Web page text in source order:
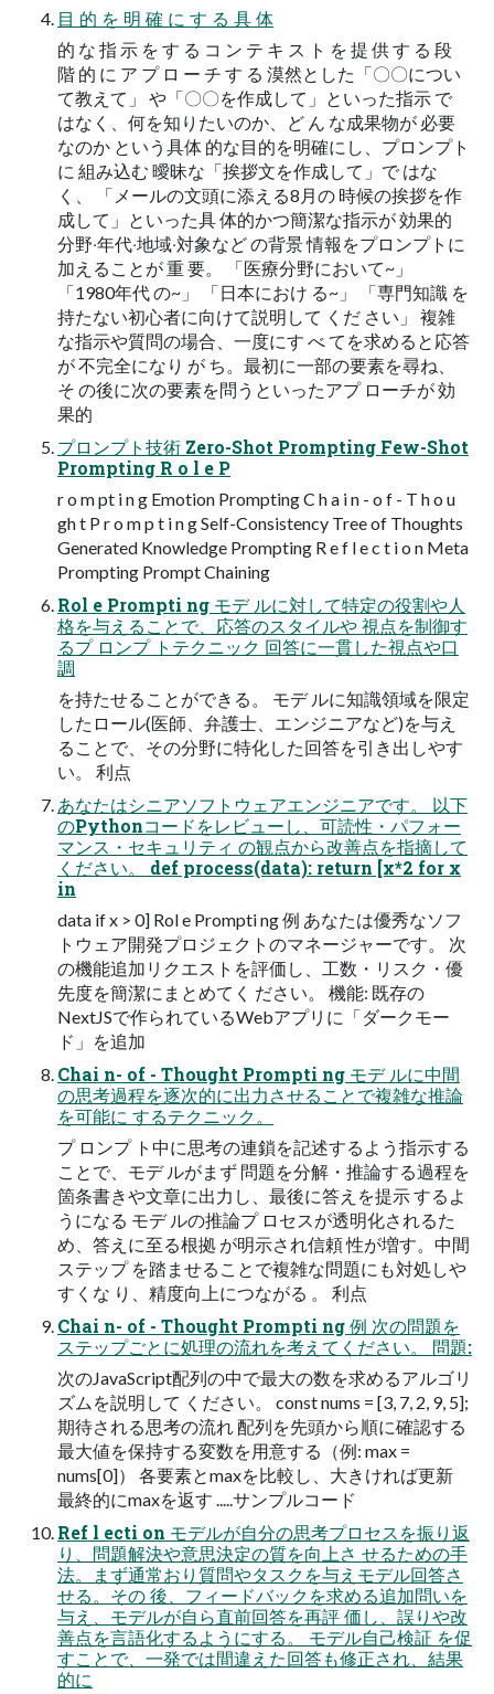
目 的 を 明 確 に す る 具 体
的 な 指 示 を す る コ ン テ キ ス ト を 提 供 す る 段
階 的 に ア プ ロ ー チ す る 漠然とした「〇〇につい
て教えて」 や「〇〇を作成して」といった指示 で
はなく、何を知りたいのか、ど ん な成果物が 必要
なのか という具体 的な目的を明確にし、プロンプト
に 組み込む 曖昧な「挨拶文を作成して」で はな
く、 「メールの文頭に添える8月の 時候の挨拶を作
成して」といった具 体的かつ簡潔な指示が 効果的
分野‧年代‧地域‧対象など の背景 情報をプロンプトに
加えることが 重 要。 「医療分野において~」
「1980年代 の~」 「日本におけ る~」 「専門知識 を
持たない初心者に向けて説明して くだ さい」 複雑
な指示や質問の場合、一度にす べ てを求めると応答
が 不完全になり が ち。最初に一部の要素を尋ね、
そ の後に次の要素を問うといったアプ ローチが 効
果的
プロンプト技術 Zero-Shot Prompting Few-Shot
Prompting R o l e P
r o m pt i n g Emotion Prompting C h a i n - o f - T h o u
gh t P r o m p t i n g Self-Consistency Tree of Thoughts
Generated Knowledge Prompting R e f l e c t i o n Meta
Prompting Prompt Chaining
Rol e Prompti ng モデ ルに対して特定の役割や人
格を与えることで、応答のスタイルや 視点を制御す
るプ ロンプ トテクニック 回答に一貫した視点や口
調
を持たせることができる。 モデ ルに知識領域を限定
したロール(医師、弁護士、エンジニアなど)を与え
ることで、その分野に特化した回答を引き出しやす
い。 利点
あなたはシニアソフトウェアエンジニアです。 以下
のPythonコードをレビューし、可読性・パフォー
マンス・セキュリティ の観点から改善点を指摘して
ください。 def process(data): return [x*2 for x
in
data if x > 0] Rol e Prompti ng 例 あなたは優秀なソフ
トウェア開発プロジェクトのマネージャーです。 次
の機能追加リクエストを評価し、工数・リスク・優
先度を簡潔にまとめてく ださい。 機能: 既存の
NextJSで作られているWebアプリに「ダークモー
ド」を追加
Chai n- of - Thought Prompti ng モデ ルに中間
の思考過程を逐次的に出力させることで複雑な推論
を可能に するテクニック。
プ ロンプ ト中に思考の連鎖を記述するよう指示する
ことで、モデ ルがまず 問題を分解・推論する過程を
箇条書きや文章に出力し、最後に答えを提示 するよ
うになる モデ ルの推論プ ロセスが透明化されるた
め、答えに至る根拠 が明示され信頼 性が増す。中間
ステップ を踏ませることで複雑な問題にも対処しや
すくな り、精度向上につながる 。 利点
Chai n- of - Thought Prompti ng 例 次の問題を
ステップごとに処理の流れを考えてください。 問題:
次のJavaScript配列の中で最大の数を求めるアルゴリ
ズムを説明して ください。 const nums = [3, 7, 2, 9, 5];
期待される思考の流れ 配列を先頭から順に確認する
最大値を保持する変数を用意する（例: max =
nums[0]） 各要素とmaxを比較し、大きければ更新
最終的にmaxを返す .....サンプルコード
Ref l ecti on モデルが⾃分の思考プロセスを振り返
り、問題解決や意思決定の質を向上さ せるための⼿
法。まず通常おり質問やタスクを与えモデル回答さ
せる。その 後、フィードバックを求める追加問いを
与え、モデルが自ら直前回答を再評 価し、誤りや改
善点を言語化するようにする。 モデル自己検証 を促
すことで、一発では間違えた回答も修正され、結果
的に